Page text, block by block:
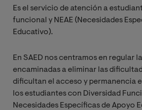
Es el servicio de atención a
funcional y NEAE (Necesidades
Educativo).
En SAED nos centramos en regular
encaminadas a eliminar las
dificultan el acceso y permanencia
los estudiantes con Diversidad
Necesidades Específicas de Apoyo